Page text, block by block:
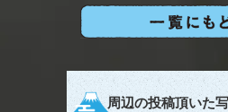
周辺の投稿頂いた